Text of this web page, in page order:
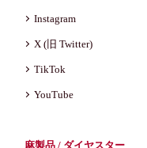
Instagram
X (旧 Twitter)
TikTok
YouTube
麻製品 / ダイヤスター